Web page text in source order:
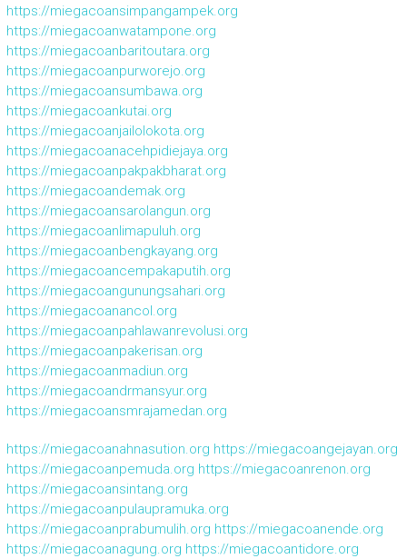
https://miegacoansimpangampek.org
https://miegacoanwatampone.org
https://miegacoanbaritoutara.org
https://miegacoanpurworejo.org
https://miegacoansumbawa.org
https://miegacoankutai.org
https://miegacoanjailolokota.org
https://miegacoanacehpidiejaya.org
https://miegacoanpakpakbharat.org
https://miegacoandemak.org
https://miegacoansarolangun.org
https://miegacoanlimapuluh.org
https://miegacoanbengkayang.org
https://miegacoancempakaputih.org
https://miegacoangunungsahari.org
https://miegacoanancol.org
https://miegacoanpahlawanrevolusi.org
https://miegacoanpakerisan.org
https://miegacoanmadiun.org
https://miegacoandrmansyur.org
https://miegacoansmrajamedan.org
https://miegacoanahnasution.org https://miegacoangejayan.org
https://miegacoanpemuda.org https://miegacoanrenon.org
https://miegacoansintang.org
https://miegacoanpulaupramuka.org
https://miegacoanprabumulih.org https://miegacoanende.org
https://miegacoanagung.org https://miegacoantidore.org